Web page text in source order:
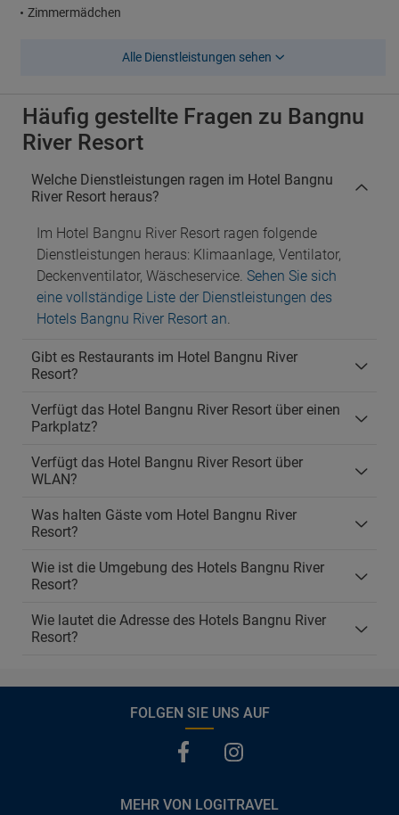
Zimmermädchen
Alle Dienstleistungen sehen
Häufig gestellte Fragen zu Bangnu
River Resort
Welche Dienstleistungen ragen im Hotel Bangnu
River Resort heraus?
Im Hotel Bangnu River Resort ragen folgende
Dienstleistungen heraus: Klimaanlage, Ventilator,
Deckenventilator, Wäscheservice. Sehen Sie sich
eine vollständige Liste der Dienstleistungen des
Hotels Bangnu River Resort an.
Gibt es Restaurants im Hotel Bangnu River
Resort?
Verfügt das Hotel Bangnu River Resort über einen
Parkplatz?
Verfügt das Hotel Bangnu River Resort über
WLAN?
Was halten Gäste vom Hotel Bangnu River
Resort?
Wie ist die Umgebung des Hotels Bangnu River
Resort?
Wie lautet die Adresse des Hotels Bangnu River
Resort?
FOLGEN SIE UNS AUF
MEHR VON LOGITRAVEL